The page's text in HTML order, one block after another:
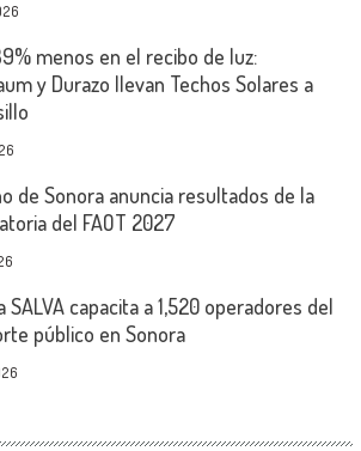
menos en el recibo de luz:
y Durazo llevan Techos Solares a
de Sonora anuncia resultados de la
del FAOT 2027
SALVA capacita a 1,520 operadores del
público en Sonora